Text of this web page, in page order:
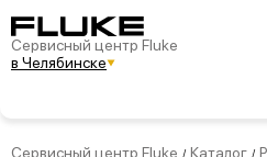
Сервисный центр Fluke
в Челябинске
Сервисный центр Fluke / Каталог /